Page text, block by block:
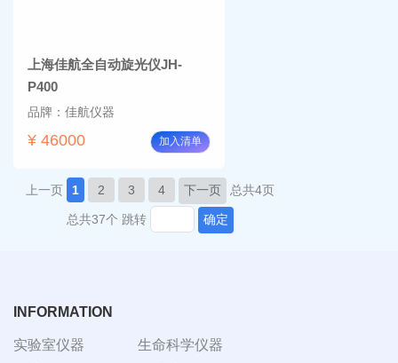
上海佳航全自动旋光仪JH-
P400
品牌：佳航仪器
¥ 46000 加入清单
上一页 1 2 3 4 下一页 总共4页
总共37个 跳转 确定
INFORMATION
实验室仪器
生命科学仪器